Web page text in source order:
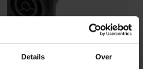
Details Over